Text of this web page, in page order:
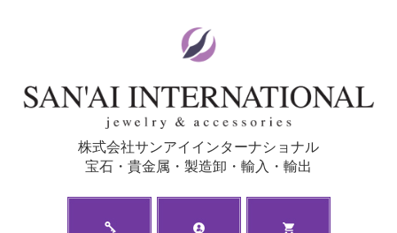
株式会社サンアイインターナショナル
宝石・貴金属・製造卸・輸入・輸出